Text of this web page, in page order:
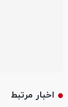
اخبار مرتبط